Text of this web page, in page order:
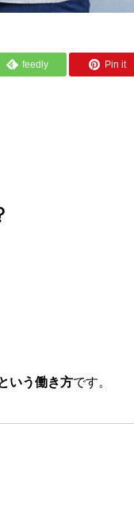
feedly Pin it
いう働き方です。